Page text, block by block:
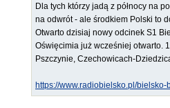
Dla tych którzy jadą z północy na
na odwrót - ale środkiem Polski to
Otwarto dzisiaj nowy odcinek S1
Oświęcimia już wcześniej otwarto.
Pszczynie, Czechowicach-
https://www.radiobielsko.pl/bielsko-